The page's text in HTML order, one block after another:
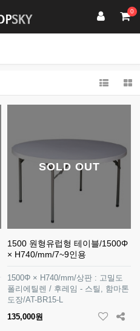
0
SOLD OUT
1500 원형유럽형 테이블/1500Φ
× H740/mm/7~9인용
1500Φ × H740/mm/상판 : 고밀도
폴리에틸렌 / 후레임 - 스틸, 함마톤
도장/AT-BR15-L
135,000원